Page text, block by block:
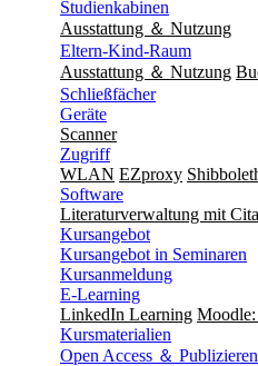
Studienkabinen
Ausstattung ＆ Nutzung
Eltern-Kind-Raum
Ausstattung ＆ Nutzung
Schließfächer
Geräte
Scanner
Zugriff
WLAN EZproxy
Software
Literaturverwaltung mit
Kursangebot
Kursangebot in Seminaren
Kursanmeldung
E-Learning
LinkedIn Learning Moodle:
Kursmaterialien
Open Access ＆ Publizieren